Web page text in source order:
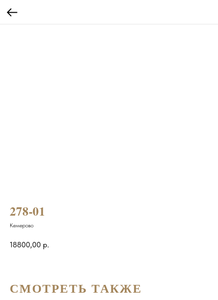
278-01
Кемерово
18800,00 р.
СМОТРЕТЬ ТАКЖЕ